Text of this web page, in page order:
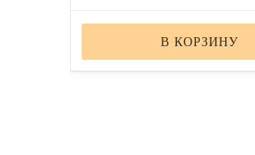
В КОРЗИНУ